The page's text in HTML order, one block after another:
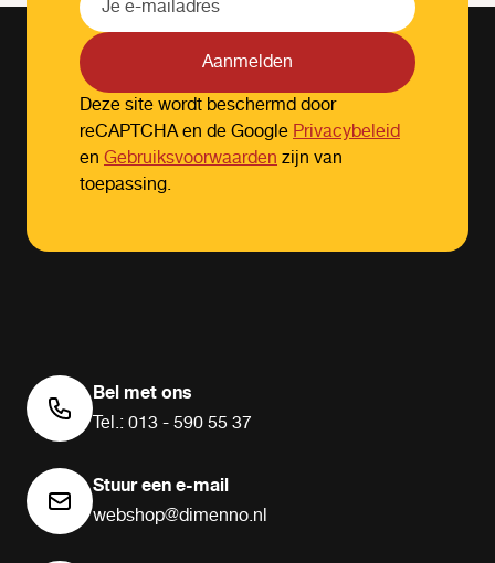
Aanmelden
Deze site wordt beschermd door
reCAPTCHA en de GooglePrivacybeleid
en Gebruiksvoorwaardenzijn van
toepassing.
Bel met ons
Tel.: 013 - 590 55 37
Stuur een e-mail
webshop@dimenno.nl